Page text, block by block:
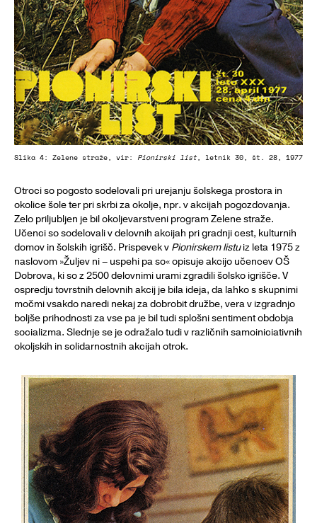
Slika 4: Zelene straže, vir: Pionirski list, letnik 30, št. 28, 1977
Otroci so pogosto sodelovali pri urejanju šolskega prostora in
okolice šole ter pri skrbi za okolje, npr. v akcijah pogozdovanja.
Zelo priljubljen je bil okoljevarstveni program Zelene straže.
Učenci so sodelovali v delovnih akcijah pri gradnji cest, kulturnih
domov in šolskih igrišč. Prispevek v Pionirskem listuiz leta 1975 z
naslovom »Žuljev ni – uspehi pa so« opisuje akcijo učencev OŠ
Dobrova, ki so z 2500 delovnimi urami zgradili šolsko igrišče. V
ospredju tovrstnih delovnih akcij je bila ideja, da lahko s skupnimi
močmi vsakdo naredi nekaj za dobrobit družbe, vera v izgradnjo
boljše prihodnosti za vse pa je bil tudi splošni sentiment obdobja
socializma. Slednje se je odražalo tudi v različnih samoiniciativnih
okoljskih in solidarnostnih akcijah otrok.